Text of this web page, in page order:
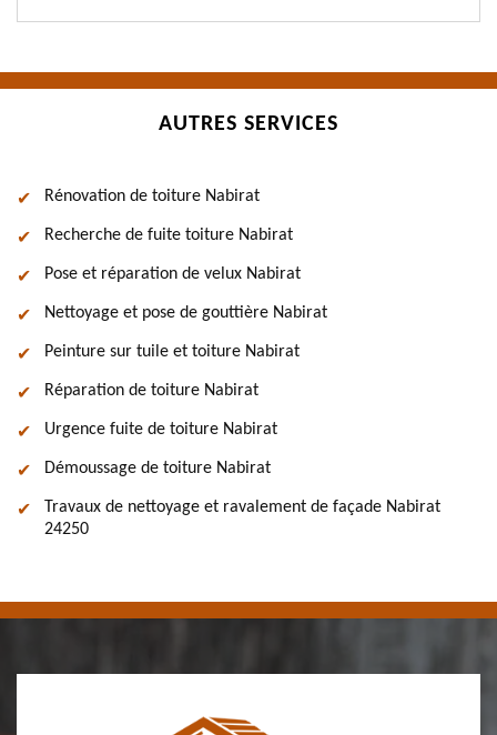
AUTRES SERVICES
Rénovation de toiture Nabirat
Recherche de fuite toiture Nabirat
Pose et réparation de velux Nabirat
Nettoyage et pose de gouttière Nabirat
Peinture sur tuile et toiture Nabirat
Réparation de toiture Nabirat
Urgence fuite de toiture Nabirat
Démoussage de toiture Nabirat
Travaux de nettoyage et ravalement de façade Nabirat
24250